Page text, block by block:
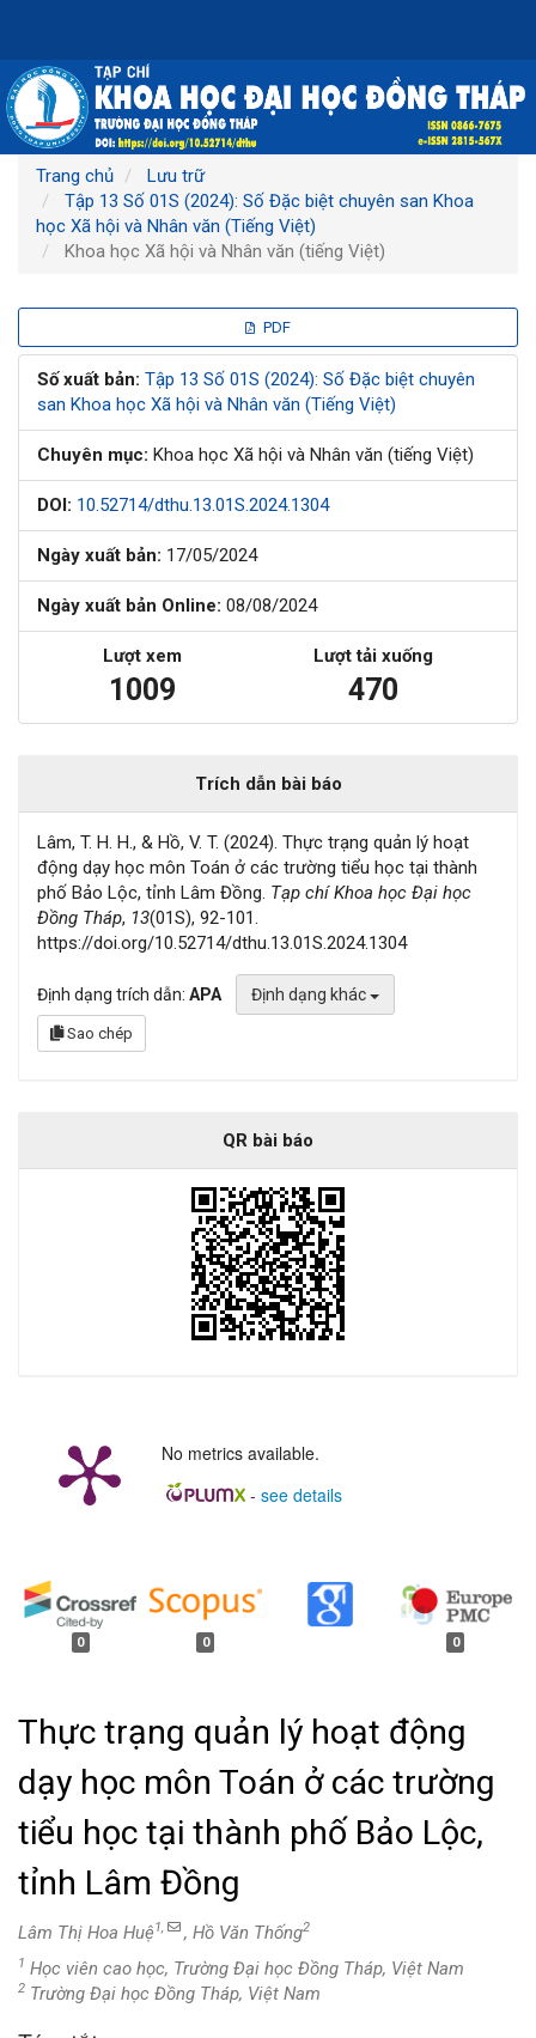
chính
Nội
dung
chính
Thanh
bên
Trang chủ
Lưu trữ
Tập 13 Số 01S (2024): Số Đặc biệt chuyên san Khoa
học Xã hội và Nhân văn (Tiếng Việt)
Khoa học Xã hội và Nhân văn (tiếng Việt)
bên
bài
viết
PDF
Số xuất bản: Tập 13 Số 01S (2024): Số Đặc biệt chuyên
san Khoa học Xã hội và Nhân văn (Tiếng Việt)
Chuyên mục: Khoa học Xã hội và Nhân văn (tiếng Việt)
DOI: 10.52714/dthu.13.01S.2024.1304
Ngày xuất bản: 17/05/2024
Ngày xuất bản Online: 08/08/2024
Lượt xem
1009
Lượt tải xuống
470
Trích dẫn bài báo
Lâm, T. H. H., & Hồ, V. T. (2024). Thực trạng quản lý hoạt
động dạy học môn Toán ở các trường tiểu học tại thành
phố Bảo Lộc, tỉnh Lâm Đồng. Tạp chí Khoa học Đại học
Đồng Tháp, 13(01S), 92-101.
https://doi.org/10.52714/dthu.13.01S.2024.1304
Định dạng trích dẫn: APA Định dạng khác
Sao chép
QR bài báo
No metrics available.
- see details
0 0 0
Thực trạng quản lý hoạt động
dạy học môn Toán ở các trường
tiểu học tại thành phố Bảo Lộc,
tỉnh Lâm Đồng
Lâm Thị Hoa Huệ1, , Hồ Văn Thống2
1 Học viên cao học, Trường Đại học Đồng Tháp, Việt Nam
2 Trường Đại học Đồng Tháp, Việt Nam